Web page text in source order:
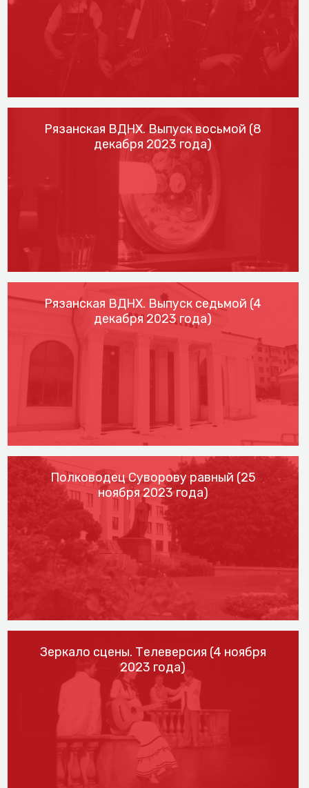
Рязанская ВДНХ. Выпуск восьмой (8
декабря 2023 года)
Рязанская ВДНХ. Выпуск седьмой (4
декабря 2023 года)
Полководец Суворову равный (25
ноября 2023 года)
Зеркало сцены. Телеверсия (4 ноября
2023 года)